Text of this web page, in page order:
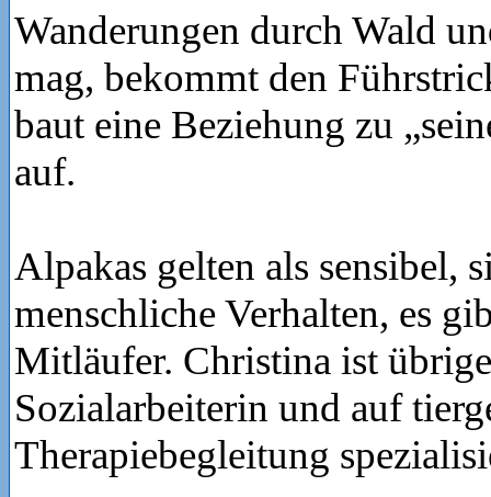
Wanderungen durch Wald
mag, bekommt den
baut eine Beziehung zu
auf.
Alpakas gelten als sensibel,
menschliche Verhalten, es
Mitläufer. Christina ist
Sozialarbeiterin und auf
Therapiebegleitung